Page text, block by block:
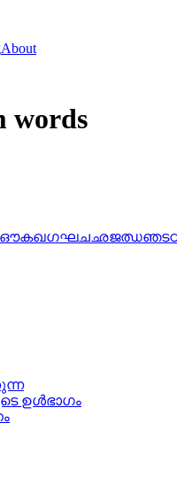
About
words
ഔകഖഗഘചഛജഝഞട
ഉള്‍ഭാഗം